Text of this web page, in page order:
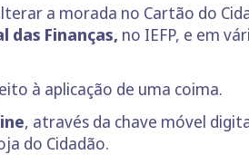
a morada no Cartão do
das Finanças, no IEFP, e em
à aplicação de uma coima.
, através da chave móvel
do Cidadão.